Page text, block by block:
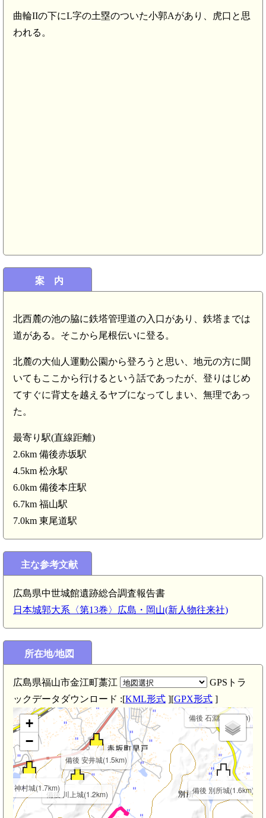
曲輪IIの下にL字の土塁のついた小郭Aがあり、虎口と思
われる。
案 内
北西麓の池の脇に鉄塔管理道の入口があり、鉄塔までは
道がある。そこから尾根伝いに登る。
北麓の大仙人運動公園から登ろうと思い、地元の方に聞
いてもここから行けるという話であったが、登りはじめ
てすぐに背丈を越えるヤブになってしまい、無理であっ
た。
最寄り駅(直線距離)
2.6km 備後赤坂駅
4.5km 松永駅
6.0km 備後本庄駅
6.7km 福山駅
7.0km 東尾道駅
主な参考文献
広島県中世城館遺跡総合調査報告書
日本城郭大系〈第13巻〉広島・岡山(新人物往来社)
所在地/地図
広島県福山市金江町藁江
GPSトラ
ックデータダウンロード :[KML形式 ][GPX形式 ]
備後赤坂駅(2.6km)
備後 川上城(1.2km)
備後 安井城(1.5km)
備後 別所城(1.6km)
後 神村城(1.7km)
備後 石淵城(2.3km)
+
−